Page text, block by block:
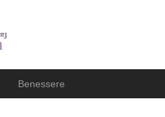
Benessere